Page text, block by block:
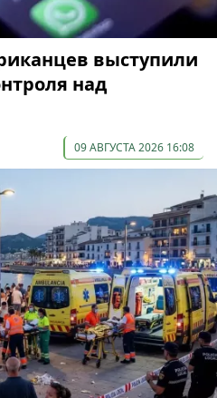
выступили
над
09 АВГУСТА 2026 16:08